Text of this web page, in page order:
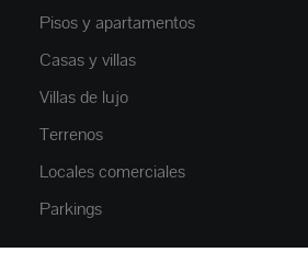
Pisos y apartamentos
Casas y villas
Villas de lujo
Terrenos
Locales comerciales
Parkings